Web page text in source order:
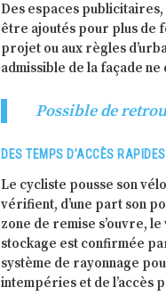
Des espaces
être ajoutés pour plus de
projet ou aux règles
admissible de la façade
Possible de
DES TEMPS D’ACCÈS RAPIDES
Le cycliste pousse son
vérifient, d’une part son
zone de remise s’ouvre,
stockage est confirmée
système de rayonnage
intempéries et de l’accès